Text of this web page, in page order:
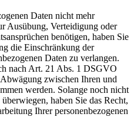
Daten nicht mehr
Ausübung, Verteidigung oder
benötigen, haben Sie
die Einschränkung der
Daten zu verlangen.
nach Art. 21 Abs. 1 DSGVO
zwischen Ihren und
werden. Solange noch nicht
haben Sie das Recht,
Ihrer personenbezogenen